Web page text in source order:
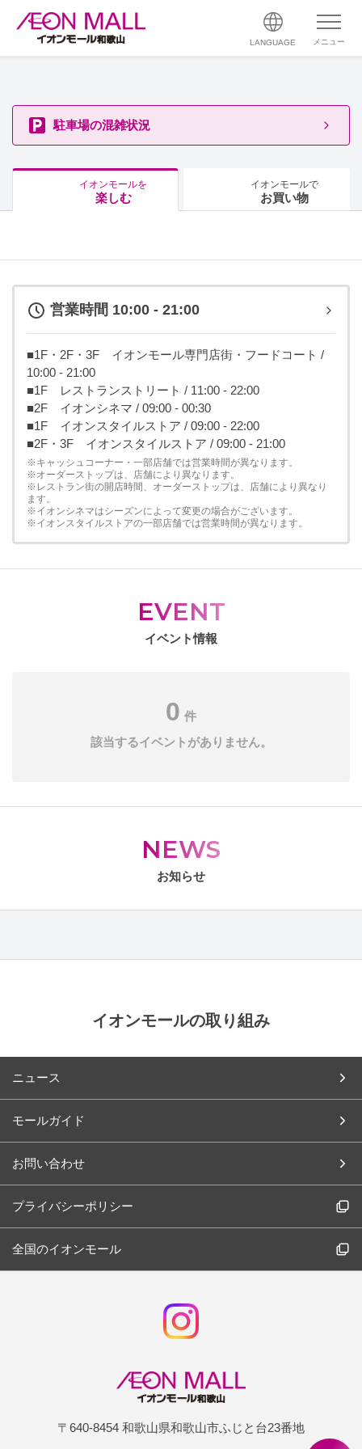
LANGUAGE メニュー
駐車場の混雑状況
イオンモールを
楽しむ
イオンモールで
お買い物
営業時間 10:00 - 21:00
■1F・2F・3F イオンモール専門店街・フードコート /
10:00 - 21:00
■1F レストランストリート / 11:00 - 22:00
■2F イオンシネマ / 09:00 - 00:30
■1F イオンスタイルストア / 09:00 - 22:00
■2F・3F イオンスタイルストア / 09:00 - 21:00
※キャッシュコーナー・一部店舗では営業時間が異なります。
※オーダーストップは、店舗により異なります。
※レストラン街の開店時間、オーダーストップは、店舗により異なり
ます。
※イオンシネマはシーズンによって変更の場合がございます。
※イオンスタイルストアの一部店舗では営業時間が異なります。
EVENT
イベント情報
0 件
該当するイベントがありません。
NEWS
お知らせ
イオンモールの取り組み
ニュース
モールガイド
お問い合わせ
プライバシーポリシー
全国のイオンモール
〒640-8454 和歌山県和歌山市ふじと台23番地